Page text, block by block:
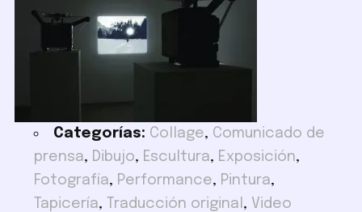
Categorías: Collage, Comunicado de
prensa, Dibujo, Escultura, Exposición,
Fotografía, Performance, Pintura,
Tapicería, Traducción original , Video